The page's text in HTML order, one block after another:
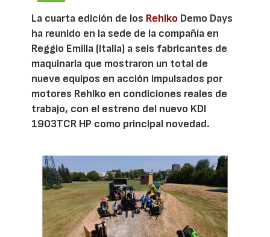
La cuarta edición de los Rehlko Demo Days
ha reunido en la sede de la compañía en
Reggio Emilia (Italia) a seis fabricantes de
maquinaria que mostraron un total de
nueve equipos en acción impulsados por
motores Rehlko en condiciones reales de
trabajo, con el estreno del nuevo KDI
1903TCR HP como principal novedad.